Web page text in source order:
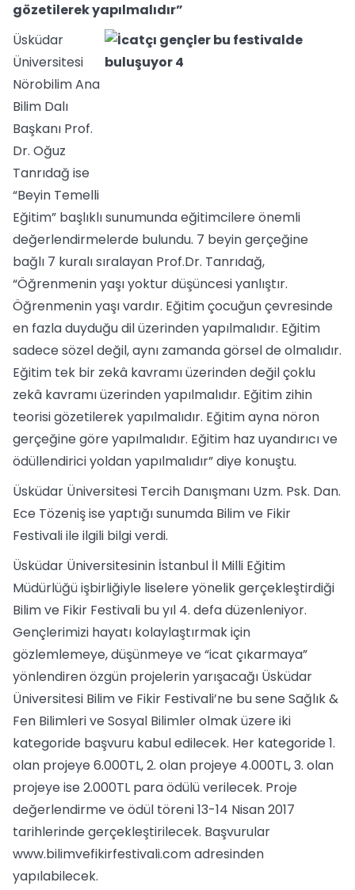
gözetilerek yapılmalıdır”
Üsküdar
Üniversitesi
Nörobilim Ana
Bilim Dalı
Başkanı Prof.
Dr. Oğuz
Tanrıdağ ise
“Beyin Temelli
Eğitim” başlıklı sunumunda eğitimcilere önemli
değerlendirmelerde bulundu. 7 beyin gerçeğine
bağlı 7 kuralı sıralayan Prof.Dr. Tanrıdağ,
“Öğrenmenin yaşı yoktur düşüncesi yanlıştır.
Öğrenmenin yaşı vardır. Eğitim çocuğun çevresinde
en fazla duyduğu dil üzerinden yapılmalıdır. Eğitim
sadece sözel değil, aynı zamanda görsel de olmalıdır.
Eğitim tek bir zekâ kavramı üzerinden değil çoklu
zekâ kavramı üzerinden yapılmalıdır. Eğitim zihin
teorisi gözetilerek yapılmalıdır. Eğitim ayna nöron
gerçeğine göre yapılmalıdır. Eğitim haz uyandırıcı ve
ödüllendirici yoldan yapılmalıdır” diye konuştu.
Üsküdar Üniversitesi Tercih Danışmanı Uzm. Psk. Dan.
Ece Tözeniş ise yaptığı sunumda Bilim ve Fikir
Festivali ile ilgili bilgi verdi.
Üsküdar Üniversitesinin İstanbul İl Milli Eğitim
Müdürlüğü işbirliğiyle liselere yönelik gerçekleştirdiği
Bilim ve Fikir Festivali bu yıl 4. defa düzenleniyor.
Gençlerimizi hayatı kolaylaştırmak için
gözlemlemeye, düşünmeye ve “icat çıkarmaya”
yönlendiren özgün projelerin yarışacağı Üsküdar
Üniversitesi Bilim ve Fikir Festivali’ne bu sene Sağlık &
Fen Bilimleri ve Sosyal Bilimler olmak üzere iki
kategoride başvuru kabul edilecek. Her kategoride 1.
olan projeye 6.000TL, 2. olan projeye 4.000TL, 3. olan
projeye ise 2.000TL para ödülü verilecek. Proje
değerlendirme ve ödül töreni 13-14 Nisan 2017
tarihlerinde gerçekleştirilecek. Başvurular
www.bilimvefikirfestivali.com adresinden
yapılabilecek.